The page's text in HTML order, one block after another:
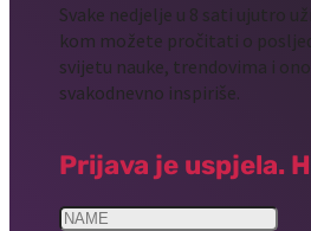
Svake nedjelje u 8 sati ujutro
kom možete pročitati o
svijetu nauke, trendovima i
svakodnevno inspiriše.
Prijava je uspjela.